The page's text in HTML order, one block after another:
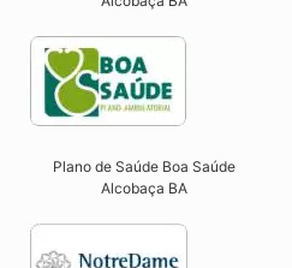
Plano de Saúde Boa Saúde
Alcobaça BA​